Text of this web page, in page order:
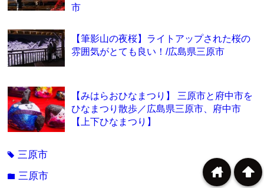
市
【筆影山の夜桜】ライトアップされた桜の
雰囲気がとても良い！/広島県三原市
【みはらおひなまつり】 三原市と府中市を
ひなまつり散歩／広島県三原市、府中市
【上下ひなまつり】
tag 三原市
folder 三原市 arrowup
home